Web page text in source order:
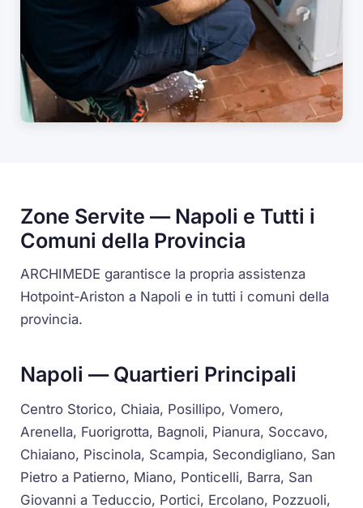
Zone Servite — Napoli e Tutti i
Comuni della Provincia
ARCHIMEDE garantisce la propria assistenza
Hotpoint-Ariston a Napoli e in tutti i comuni della
provincia.
Napoli — Quartieri Principali
Centro Storico, Chiaia, Posillipo, Vomero,
Arenella, Fuorigrotta, Bagnoli, Pianura, Soccavo,
Chiaiano, Piscinola, Scampia, Secondigliano, San
Pietro a Patierno, Miano, Ponticelli, Barra, San
Giovanni a Teduccio, Portici, Ercolano, Pozzuoli,